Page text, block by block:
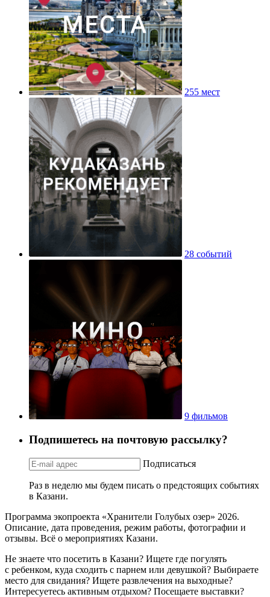
255 мест
28 событий
9 фильмов
Подпишетесь на почтовую рассылку?
Подписаться
Раз в неделю мы будем писать о предстоящих событиях
в Казани.
Программа экопроекта «Хранители Голубых озер» 2026.
Описание, дата проведения, режим работы, фотографии и
отзывы. Всё о мероприятиях Казани.
Не знаете что посетить в Казани? Ищете где погулять
с ребенком, куда сходить с парнем или девушкой? Выбираете
место для свидания? Ищете развлечения на выходные?
Интересуетесь активным отдыхом? Посещаете выставки?